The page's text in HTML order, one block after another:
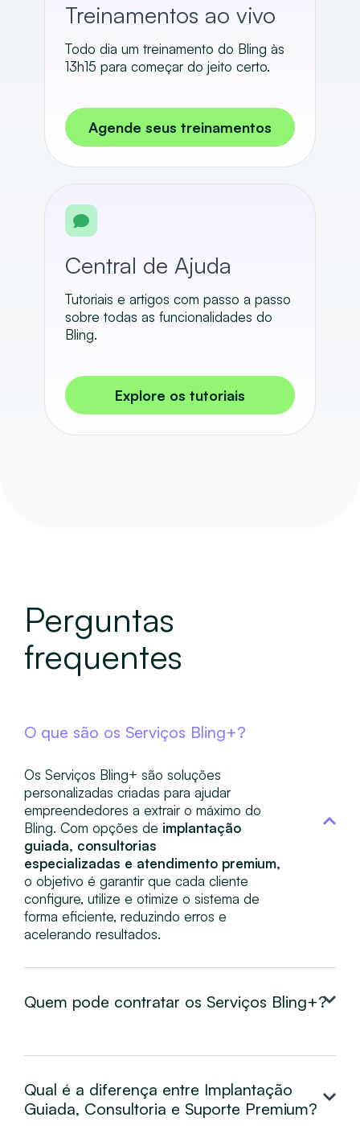
Treinamentos ao vivo
Todo dia um treinamento do Bling às
13h15 para começar do jeito certo.
Agende seus treinamentos
Central de Ajuda
Tutoriais e artigos com passo a passo
sobre todas as funcionalidades do
Bling.
Explore os tutoriais
Perguntas
frequentes
O que são os Serviços Bling+?
Os Serviços Bling+ são soluções
personalizadas criadas para ajudar
empreendedores a extrair o máximo do
Bling. Com opções de implantação
guiada, consultorias
especializadas e atendimento premium,
o objetivo é garantir que cada cliente
configure, utilize e otimize o sistema de
forma eficiente, reduzindo erros e
acelerando resultados.
Quem pode contratar os Serviços Bling+?
Qual é a diferença entre Implantação
Guiada, Consultoria e Suporte Premium?